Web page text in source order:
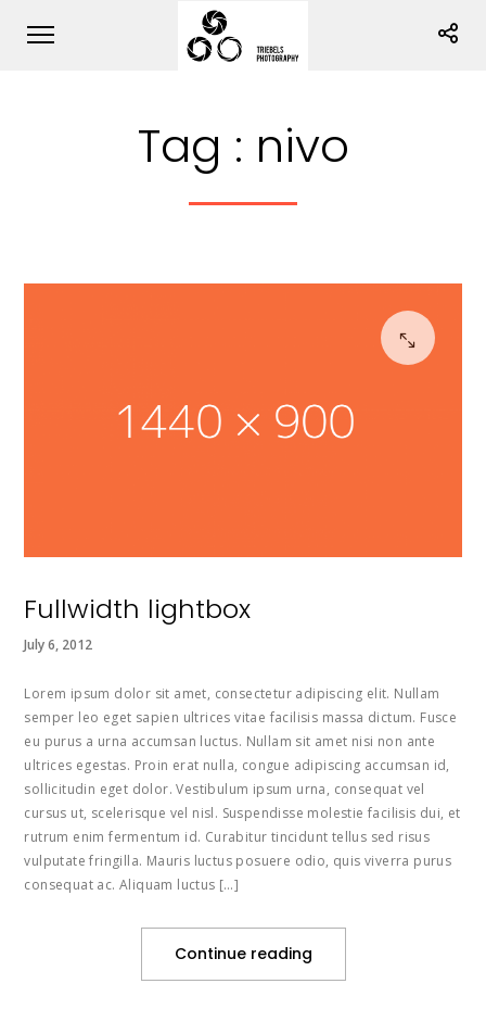
Tag : nivo
Fullwidth lightbox
July 6, 2012
Lorem ipsum dolor sit amet, consectetur adipiscing elit. Nullam
semper leo eget sapien ultrices vitae facilisis massa dictum. Fusce
eu purus a urna accumsan luctus. Nullam sit amet nisi non ante
ultrices egestas. Proin erat nulla, congue adipiscing accumsan id,
sollicitudin eget dolor. Vestibulum ipsum urna, consequat vel
cursus ut, scelerisque vel nisl. Suspendisse molestie facilisis dui, et
rutrum enim fermentum id. Curabitur tincidunt tellus sed risus
vulputate fringilla. Mauris luctus posuere odio, quis viverra purus
consequat ac. Aliquam luctus […]
Continue reading